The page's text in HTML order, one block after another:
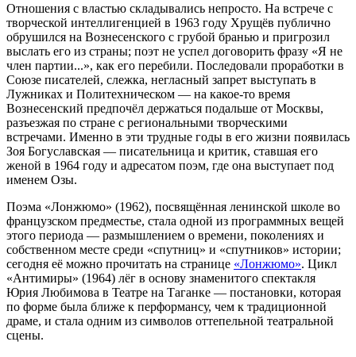
Отношения с властью складывались непросто. На встрече с
творческой интеллигенцией в 1963 году Хрущёв публично
обрушился на Вознесенского с грубой бранью и пригрозил
выслать его из страны; поэт не успел договорить фразу «Я не
член партии...», как его перебили. Последовали проработки в
Союзе писателей, слежка, негласный запрет выступать в
Лужниках и Политехническом — на какое-то время
Вознесенский предпочёл держаться подальше от Москвы,
разъезжая по стране с региональными творческими
встречами. Именно в эти трудные годы в его жизни появилась
Зоя Богуславская — писательница и критик, ставшая его
женой в 1964 году и адресатом поэм, где она выступает под
именем Озы.
Поэма «Лонжюмо» (1962), посвящённая ленинской школе во
французском предместье, стала одной из программных вещей
этого периода — размышлением о времени, поколениях и
собственном месте среди «спутниц» и «спутников» истории;
сегодня её можно прочитать на странице «Лонжюмо». Цикл
«Антимиры» (1964) лёг в основу знаменитого спектакля
Юрия Любимова в Театре на Таганке — постановки, которая
по форме была ближе к перформансу, чем к традиционной
драме, и стала одним из символов оттепельной театральной
сцены.